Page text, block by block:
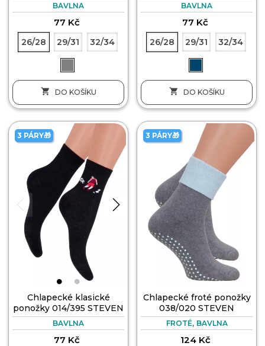
BAVLNA
77 Kč
26/28 29/31 32/34
 DO KOŠÍKU
BAVLNA
77 Kč
26/28 29/31 32/34
 DO KOŠÍKU
3 PÁRY🎁
Chlapecké klasické
ponožky 014/395 STEVEN
BAVLNA
77 Kč
3 PÁRY🎁
Chlapecké froté ponožky
038/020 STEVEN
FROTÉ, BAVLNA
124 Kč